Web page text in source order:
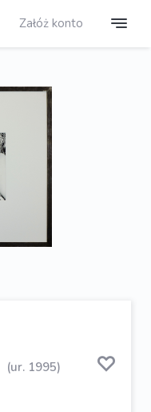
Załóż konto
(ur. 1995)